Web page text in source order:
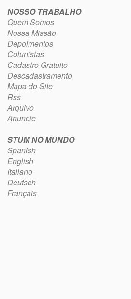
NOSSO TRABALHO
Quem Somos
Nossa Missão
Depoimentos
Colunistas
Cadastro Gratuito
Descadastramento
Mapa do Site
Rss
Arquivo
Anuncie
STUM NO MUNDO
Spanish
English
Italiano
Deutsch
Français